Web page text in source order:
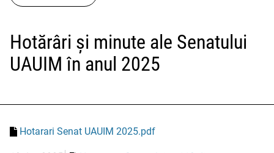
Hotărâri și minute ale Senatului
UAUIM în anul 2025
Hotarari Senat UAUIM 2025.pdf